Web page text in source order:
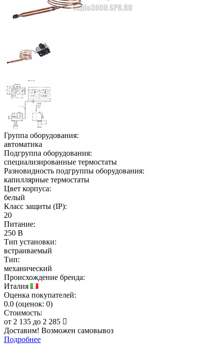
Группа оборудования:
автоматика
Подгруппа оборудования:
специализированные термостаты
Разновидность подгруппы оборудования:
капиллярные термостаты
Цвет корпуса:
белый
Класс защиты (IP):
20
Питание:
250 В
Тип установки:
встраиваемый
Тип:
механический
Происхождение бренда:
Италия
Оценка покупателей:
0.0 (оценок: 0)
Стоимость:
от 2 135 до 2 285
Доставим! Возможен самовывоз
Подробнее